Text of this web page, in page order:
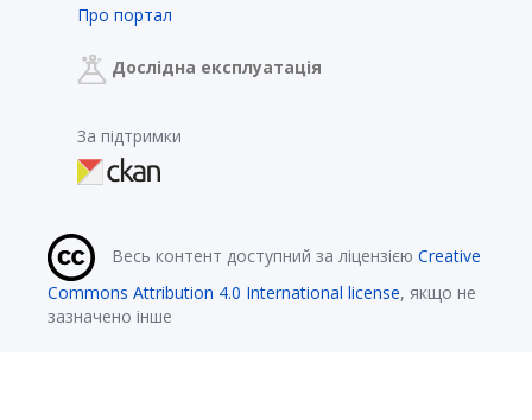
Про портал
Дослідна експлуатація
За підтримки
Весь контент доступний за ліцензією Creative
Commons Attribution 4.0 International license, якщо не
зазначено інше